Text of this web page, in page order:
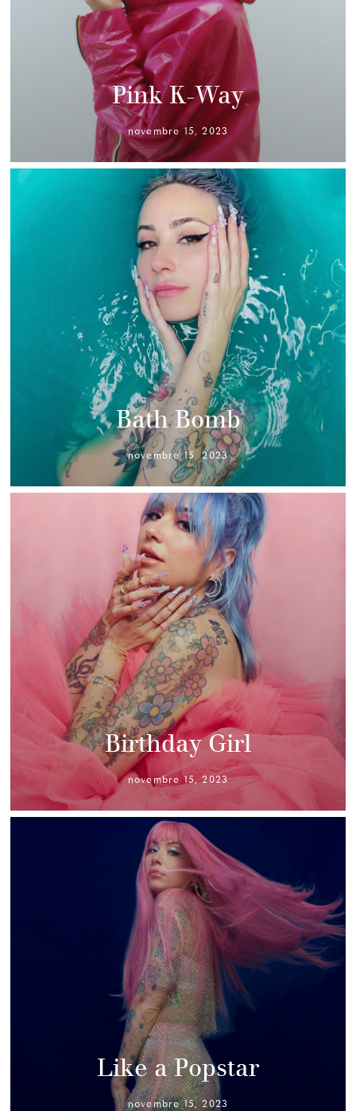
Pink K-Way
novembre 15, 2023
Bath Bomb
novembre 15, 2023
Birthday Girl
novembre 15, 2023
Like a Popstar
novembre 15, 2023